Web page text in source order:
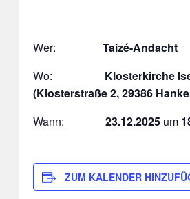
Wer:
Taizé-Andacht
Wo:
Klosterkirche
(Klosterstraße 2, 29386
Wann:
23.12.2025um
ZUM KALENDER